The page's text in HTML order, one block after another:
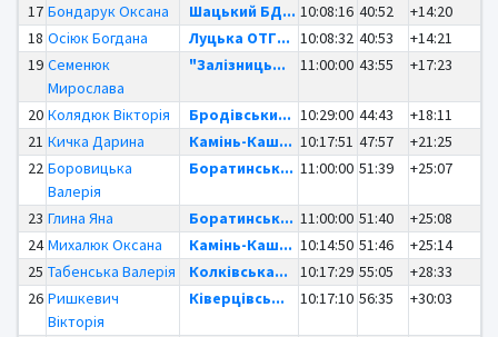
17 Бондарук Оксана Шацький БД... 10:08:16 40:52
+14:20
18 Осіюк Богдана Луцька ОТГ... 10:08:32 40:53
+14:21
19 Семенюк
Мирослава
"Залізниць... 11:00:00 43:55 +17:23
20 Колядюк Вікторія Бродівськи... 10:29:00 44:43
+18:11
21 Кичка Дарина Камінь-Каш... 10:17:51 47:57
+21:25
22 Боровицька
Валерія
Боратинськ... 11:00:00 51:39 +25:07
23 Глина Яна Боратинськ... 11:00:00 51:40
+25:08
24 Михалюк Оксана Камінь-Каш... 10:14:50 51:46
+25:14
25 Табенська Валерія Колківська... 10:17:29 55:05
+28:33
26 Ришкевич
Вікторія
Ківерцівсь... 10:17:10 56:35 +30:03